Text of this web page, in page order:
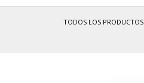
TODOS LOS PRODUCTOS